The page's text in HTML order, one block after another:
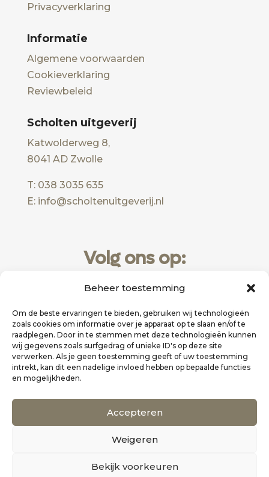
Beheer toestemming
Om de beste ervaringen te bieden, gebruiken wij technologieën
zoals cookies om informatie over je apparaat op te slaan en/of te
raadplegen. Door in te stemmen met deze technologieën kunnen
wij gegevens zoals surfgedrag of unieke ID's op deze site
verwerken. Als je geen toestemming geeft of uw toestemming
intrekt, kan dit een nadelige invloed hebben op bepaalde functies
en mogelijkheden.
Accepteren
Weigeren
Bekijk voorkeuren
Privacyverklaring
Informatie
Algemene voorwaarden
Cookieverklaring
Reviewbeleid
Scholten uitgeverij
Katwolderweg 8,
8041 AD Zwolle
T: 038 3035 635
E: info@scholtenuitgeverij.nl
Volg ons op:
Website realisatie doorZakelijk Bereikbaar
Alle rechten voorbehouden